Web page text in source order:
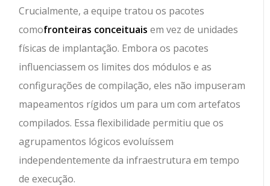
Crucialmente, a equipe tratou os pacotes
comofronteiras conceituais em vez de unidades
físicas de implantação. Embora os pacotes
influenciassem os limites dos módulos e as
configurações de compilação, eles não impuseram
mapeamentos rígidos um para um com artefatos
compilados. Essa flexibilidade permitiu que os
agrupamentos lógicos evoluíssem
independentemente da infraestrutura em tempo
de execução.